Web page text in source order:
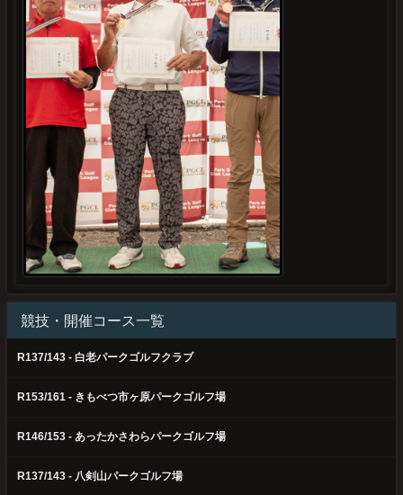
競技・開催コース一覧
R137/143 - 白老パークゴルフクラブ
R153/161 - きもべつ市ヶ原パークゴルフ場
R146/153 - あったかさわらパークゴルフ場
R137/143 - 八剣山パークゴルフ場